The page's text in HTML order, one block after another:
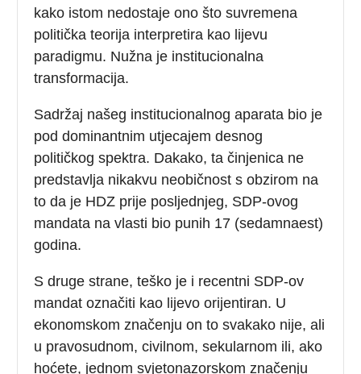
kako istom nedostaje ono što suvremena
politička teorija interpretira kao lijevu
paradigmu. Nužna je institucionalna
transformacija.
Sadržaj našeg institucionalnog aparata bio je
pod dominantnim utjecajem desnog
političkog spektra. Dakako, ta činjenica ne
predstavlja nikakvu neobičnost s obzirom na
to da je HDZ prije posljednjeg, SDP-ovog
mandata na vlasti bio punih 17 (sedamnaest)
godina.
S druge strane, teško je i recentni SDP-ov
mandat označiti kao lijevo orijentiran. U
ekonomskom značenju on to svakako nije, ali
u pravosudnom, civilnom, sekularnom ili, ako
hoćete, jednom svjetonazorskom značenju